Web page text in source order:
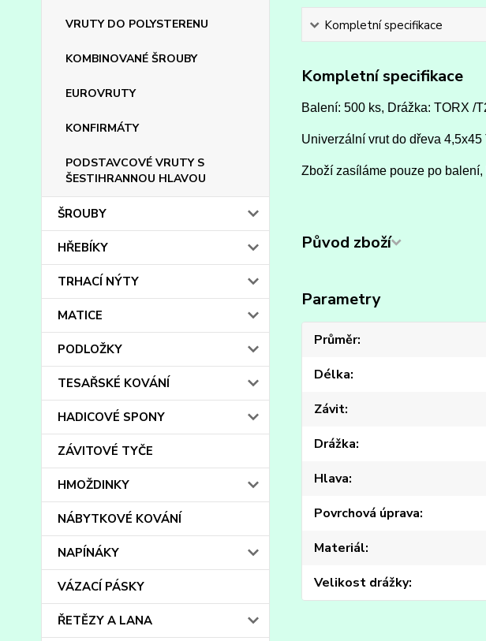
VRUTY DO POLYSTERENU
KOMBINOVANÉ ŠROUBY
EUROVRUTY
KONFIRMÁTY
PODSTAVCOVÉ VRUTY S
ŠESTIHRANNOU HLAVOU
ŠROUBY
HŘEBÍKY
TRHACÍ NÝTY
MATICE
PODLOŽKY
TESAŘSKÉ KOVÁNÍ
HADICOVÉ SPONY
ZÁVITOVÉ TYČE
HMOŽDINKY
NÁBYTKOVÉ KOVÁNÍ
NAPÍNÁKY
VÁZACÍ PÁSKY
ŘETĚZY A LANA
Kompletní specifikace
Kompletní specifikace
Balení: 500 ks, Drážka: TORX /
Univerzální vrut do dřeva
Zboží zasíláme pouze po
Původ zboží
Parametry
Průměr
Délka
Závit
Drážka
Hlava
Povrchová úprava
Materiál
Velikost drážky